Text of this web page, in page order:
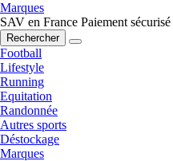
Marques
SAV en France Paiement sécurisé
Rechercher
Football
Lifestyle
Running
Equitation
Randonnée
Autres sports
Déstockage
Marques